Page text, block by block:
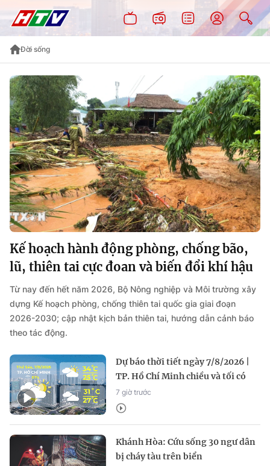
Đời sống
Kế hoạch hành động phòng, chống bão,
lũ, thiên tai cực đoan và biến đổi khí hậu
Từ nay đến hết năm 2026, Bộ Nông nghiệp và Môi trường xây
dựng Kế hoạch phòng, chống thiên tai quốc gia giai đoạn
2026-2030; cập nhật kịch bản thiên tai, hướng dẫn cảnh báo
theo tác động.
Dự báo thời tiết ngày 7/8/2026 |
TP. Hồ Chí Minh chiều và tối có
mưa rào và dông rải rác
7 giờ trước
Khánh Hòa: Cứu sống 30 ngư dân
bị cháy tàu trên biển